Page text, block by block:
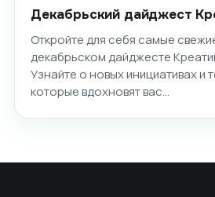
Декабрьский дайджест
Откройте для себя самые
декабрьском дайджесте
Узнайте о новых инициативах и
которые вдохновят вас…